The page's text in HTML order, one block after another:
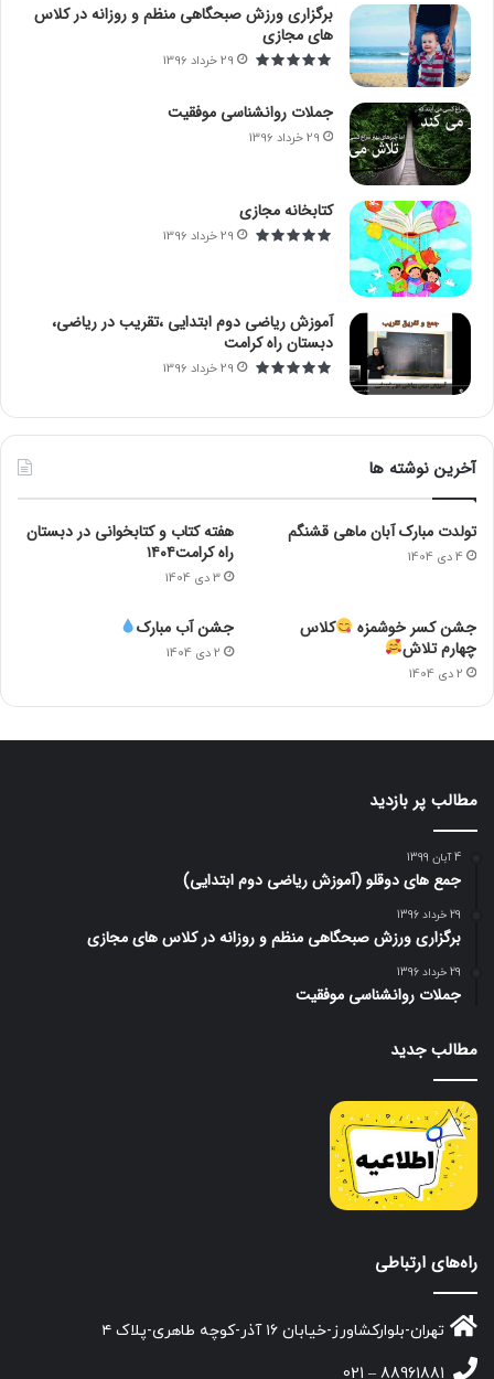
برگزاری ورزش صبحگاهی منظم و روزانه در کلاس
های مجازی
29 خرداد 1396
جملات روانشناسی موفقیت
29 خرداد 1396
کتابخانه مجازی
29 خرداد 1396
آموزش ریاضی دوم ابتدایی ،تقریب در ریاضی،
دبستان راه کرامت
29 خرداد 1396
آخرین نوشته ها
تولدت مبارک آبان ماهی قشنگم
4 دی 1404
هفته کتاب و کتابخوانی در دبستان
راه کرامت۱۴۰۴
3 دی 1404
جشن کسر خوشمزه
کلاس
چهارم تلاش
2 دی 1404
جشن آب مبارک
2 دی 1404
مطالب پر بازدید
4 آبان 1399
جمع های دوقلو (آموزش ریاضی دوم ابتدایی)
29 خرداد 1396
برگزاری ورزش صبحگاهی منظم و روزانه در کلاس های مجازی
29 خرداد 1396
جملات روانشناسی موفقیت
مطالب جدید
راه‌های ارتباطی
تهران-بلوارکشاورز-خیابان ۱۶ آذر-کوچه طاهری-پلاک ۴
88961881 – 021